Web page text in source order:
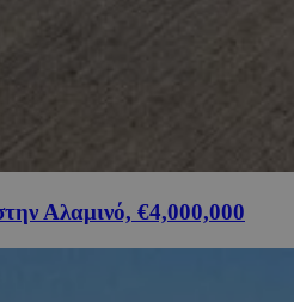
Αλαμινό, €4,000,000